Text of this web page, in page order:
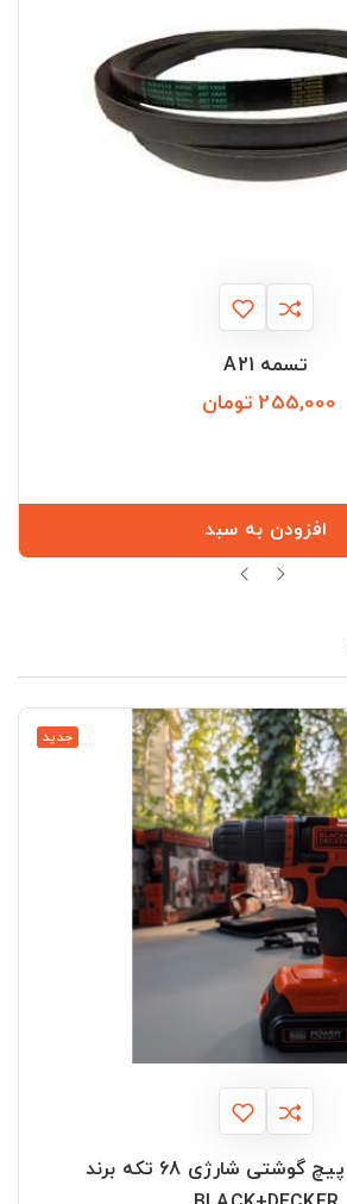
تسمه A21
255,000 تومان
افزودن به سبد
جدید
ست دریل و پیچ گوشتی شارژی 68 تکه برند